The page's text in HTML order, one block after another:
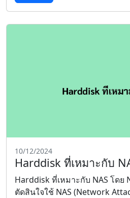
10/12/2024
Harddisk ที่เหมาะกับ
Harddisk ที่เหมาะกับ NAS โด
ตัดสินใจใช้ NAS (Network